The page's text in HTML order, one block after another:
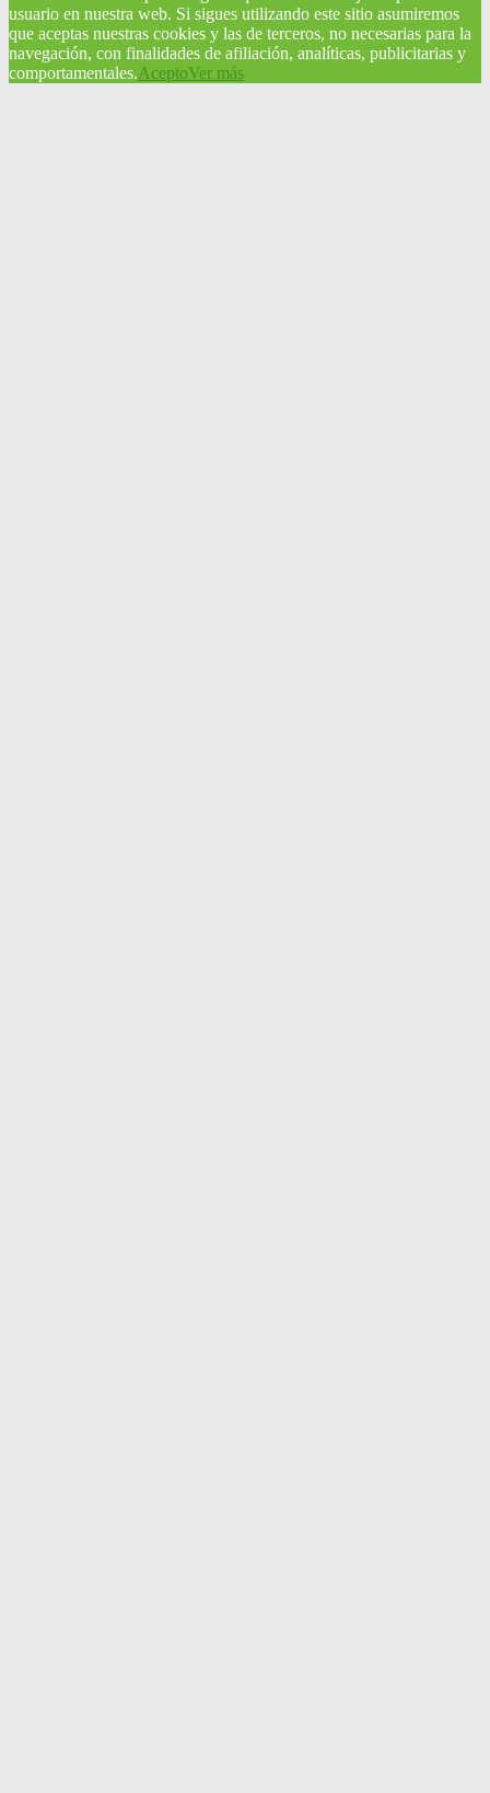
usuario en nuestra web. Si sigues utilizando este sitio asumiremos
que aceptas nuestras cookies y las de terceros, no necesarias para la
navegación, con finalidades de afiliación, analíticas, publicitarias y
comportamentales.AceptoVer más